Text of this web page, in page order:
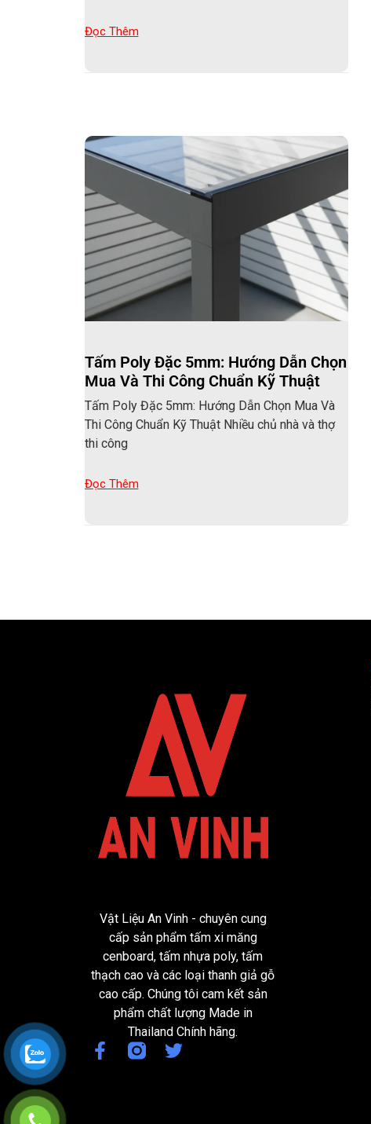
Đọc Thêm
Tấm Poly Đặc 5mm: Hướng Dẫn Chọn
Mua Và Thi Công Chuẩn Kỹ Thuật
Tấm Poly Đặc 5mm: Hướng Dẫn Chọn Mua Và
Thi Công Chuẩn Kỹ Thuật Nhiều chủ nhà và thợ
thi công
Đọc Thêm
Vật Liệu An Vinh - chuyên cung
cấp sản phẩm tấm xi măng
cenboard, tấm nhựa poly, tấm
thạch cao và các loại thanh giả gỗ
cao cấp. Chúng tôi cam kết sản
phẩm chất lượng Made in
Thailand Chính hãng.